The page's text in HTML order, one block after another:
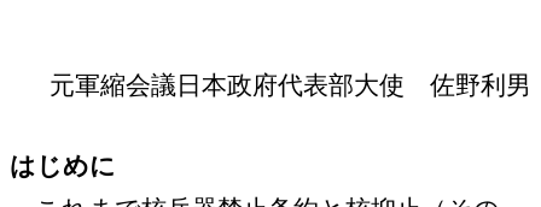
元軍縮会議日本政府代表部大使 佐野利男
はじめに